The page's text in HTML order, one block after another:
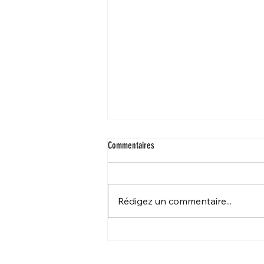
Commentaires
Rédigez un commentaire...